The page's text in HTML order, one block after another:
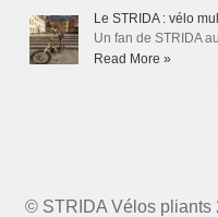
Le STRIDA : vélo
Un fan de STRIDA
Read More »
© STRIDA Vélos pliants